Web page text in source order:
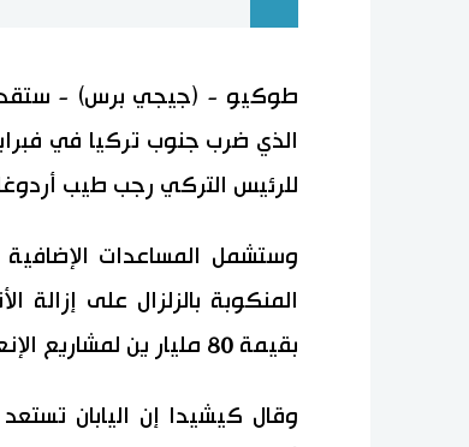
طوكيو - (جيجي برس) - ستقدم
الذي ضرب جنوب تركيا في
للرئيس التركي رجب طيب
المنكوبة بالزلزال على إزالة
بقيمة 80 مليار ين لمشاريع الإنعاش وإعادة الإعمار.
وقال كيشيدا إن اليابان